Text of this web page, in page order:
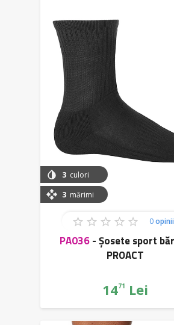
0opinii
3mărimi
3culori
PA036-Șosete sport
PROACT
1471 Lei